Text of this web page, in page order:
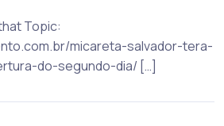
Topic:
micareta-salvador-tera-
do-segundo-dia/ […]